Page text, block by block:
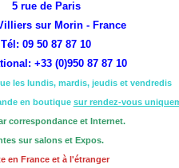
5 rue de Paris
sur Morin - France
Tél: 09 50 87 87 10
+33 (0)950 87 87 10
les lundis, mardis, jeudis et vendredis
en boutique sur rendez-vous
correspondance et Internet.
sur salons et Expos.
en France et à l'étranger